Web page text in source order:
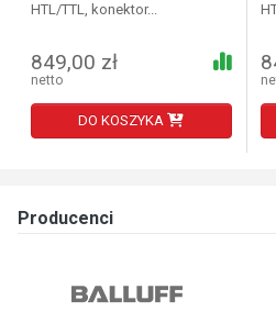
HTL/TTL, konektor...
849,00 zł
netto
DO KOSZYKA
Producenci